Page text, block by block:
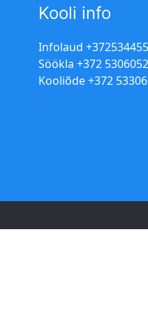
Kooli info
Infolaud
Söökla +372
Kooliõde +372